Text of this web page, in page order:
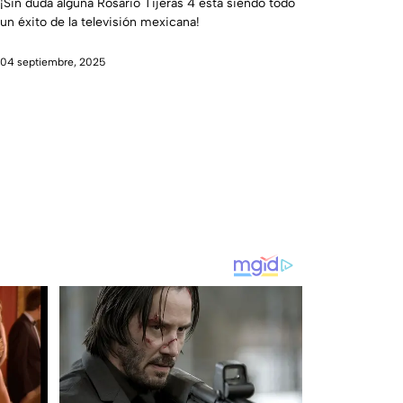
comparte en sus redes
¡Sin duda alguna Rosario Tijeras 4 está siendo todo
un éxito de la televisión mexicana!
04 septiembre, 2025